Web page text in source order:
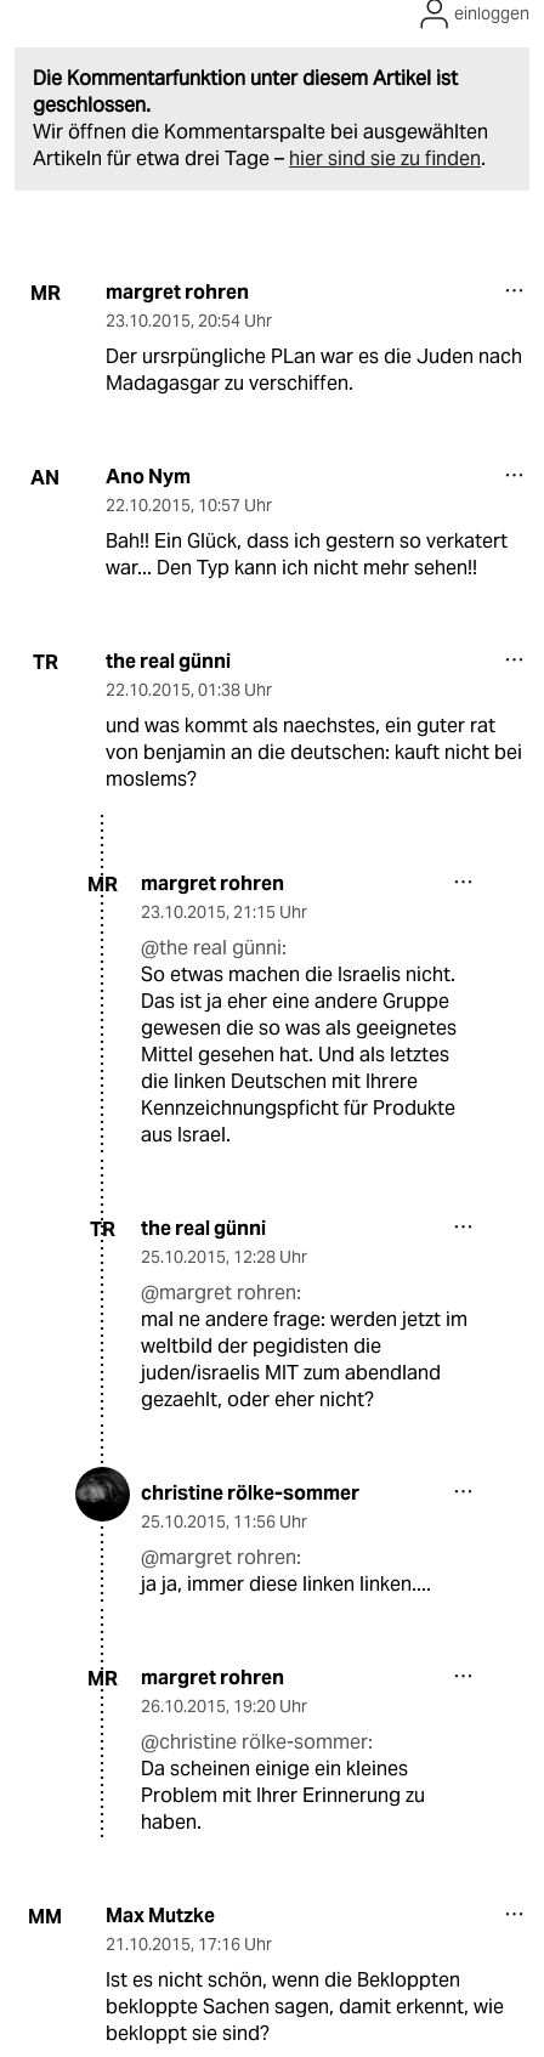
Die Kommentarfunktion unter diesem Artikel ist
geschlossen.
Wir öffnen die Kommentarspalte bei ausgewählten
Artikeln für etwa drei Tage – hier sind sie zu finden.
einloggen
MR margret rohren
23.10.2015, 20:54 Uhr
Der ursrpüngliche PLan war es die Juden nach
Madagasgar zu verschiffen.
AN Ano Nym
22.10.2015, 10:57 Uhr
Bah!! Ein Glück, dass ich gestern so verkatert
war... Den Typ kann ich nicht mehr sehen!!
TR the real günni
22.10.2015, 01:38 Uhr
und was kommt als naechstes, ein guter rat
von benjamin an die deutschen: kauft nicht bei
moslems?
MR margret rohren
23.10.2015, 21:15 Uhr
@the real günni:
So etwas machen die Israelis nicht.
Das ist ja eher eine andere Gruppe
gewesen die so was als geeignetes
Mittel gesehen hat. Und als letztes
die linken Deutschen mit Ihrere
Kennzeichnungspficht für Produkte
aus Israel.
TR the real günni
25.10.2015, 12:28 Uhr
@margret rohren:
mal ne andere frage: werden jetzt im
weltbild der pegidisten die
juden/israelis MIT zum abendland
gezaehlt, oder eher nicht?
christine rölke-sommer
25.10.2015, 11:56 Uhr
@margret rohren:
ja ja, immer diese linken linken....
MR margret rohren
26.10.2015, 19:20 Uhr
@christine rölke-sommer:
Da scheinen einige ein kleines
Problem mit Ihrer Erinnerung zu
haben.
MM Max Mutzke
21.10.2015, 17:16 Uhr
Ist es nicht schön, wenn die Bekloppten
bekloppte Sachen sagen, damit erkennt, wie
bekloppt sie sind?